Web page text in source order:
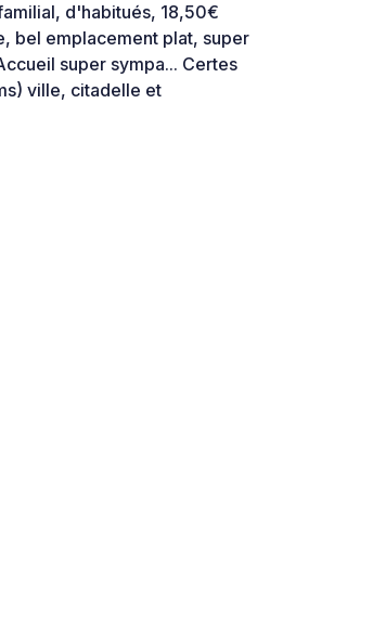
d'habitués, 18,50€
bel emplacement plat, super
super sympa... Certes
ville, citadelle et